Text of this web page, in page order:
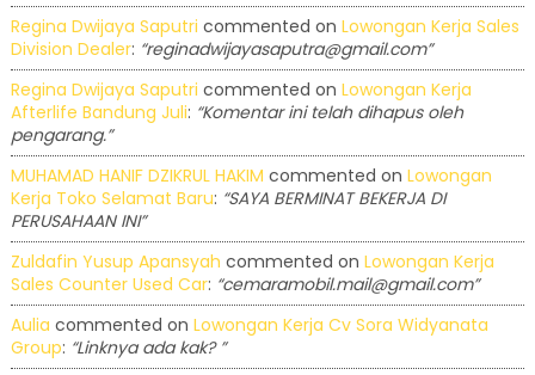
Regina Dwijaya Saputri commented on Lowongan Kerja Sales
Division Dealer: “reginadwijayasaputra@gmail.com”
Regina Dwijaya Saputri commented on Lowongan Kerja
Afterlife Bandung Juli: “Komentar ini telah dihapus oleh
pengarang.”
MUHAMAD HANIF DZIKRUL HAKIM commented on Lowongan
Kerja Toko Selamat Baru: “SAYA BERMINAT BEKERJA DI
PERUSAHAAN INI”
Zuldafin Yusup Apansyah commented on Lowongan Kerja
Sales Counter Used Car: “cemaramobil.mail@gmail.com”
Aulia commented on Lowongan Kerja Cv Sora Widyanata
Group: “Linknya ada kak? ”